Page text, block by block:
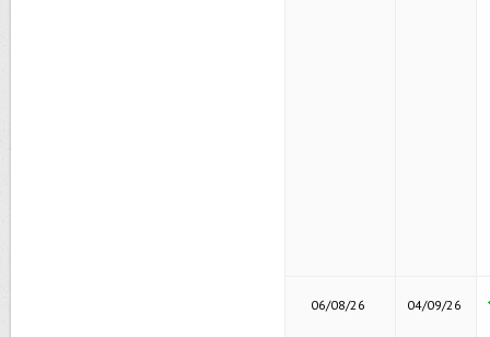
06/08/26 04/09/26